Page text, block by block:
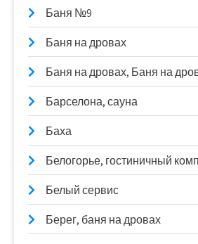
Баня №9
Баня на дровах
Баня на дровах, Баня на
Барселона, сауна
Баха
Белогорье, гостиничный
Белый сервис
Берег, баня на дровах